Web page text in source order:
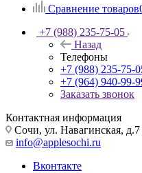
Сравнение товаров
+7 (988) 235-75-05
Назад
Телефоны
+7 (988) 235-75-
+7 (964) 940-99-
Заказать звонок
Контактная информация
Сочи, ул. Навагинская, д.7
info@applesochi.ru
Вконтакте